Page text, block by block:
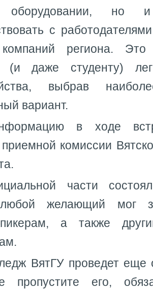
оборудовании, но и
с
региона. Это
(и даже студенту)
выбрав
вариант.
в ходе
комиссии
части
желающий мог
а также
ВятГУ проведет еще
пропустите его,